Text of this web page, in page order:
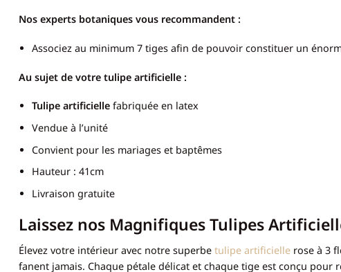
Nos experts botaniques vous recommandent :
Associez au minimum 7 tiges afin de pouvoir constituer un
Au sujet de votre tulipe artificielle :
Tulipe artificielle fabriquée en latex
Vendue à l’unité
Convient pour les mariages et baptêmes
Hauteur : 41cm
Livraison gratuite
Laissez nos Magnifiques Tulipes
Élevez votre intérieur avec notre superbe tulipe artificielle rose à 3
fanent jamais. Chaque pétale délicat et chaque tige est conçu